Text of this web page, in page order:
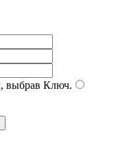
выбрав Ключ.